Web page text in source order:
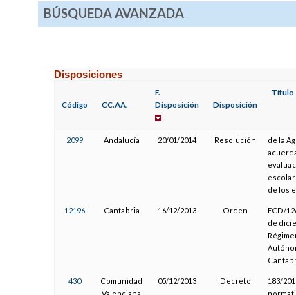
BÚSQUEDA AVANZADA
Disposiciones
Código CC.AA.
F.
Disposición
Disposición
Título
2099 Andalucía 20/01/2014 Resolución
de la
de los
12196 Cantabria 16/12/2013 Orden
ECD/
de
430
Comunidad
Valenciana
05/12/2013 Decreto
183/